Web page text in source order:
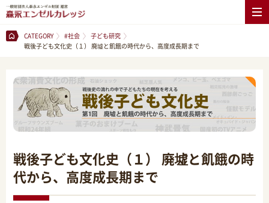
CATEGORY #社会
子ども研究
戦後子ども文化史（１） 廃墟と飢餓の時代から、高度成長期まで
戦後子ども文化史（１） 廃墟と飢餓の時
代から、高度成長期まで